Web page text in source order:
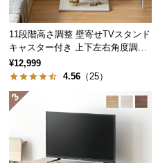
中
型
商
品
の
11段階高さ調整 壁寄せTVスタンド
キャスター付き 上下左右角度調節
機能
¥12,999
4.56 （25）